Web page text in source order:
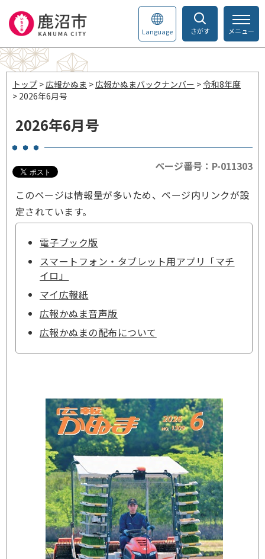
さがす
Language メニュー
トップ >広報かぬま >広報かぬまバックナンバー >令和8年度
> 2026年6月号
2026年6月号
ページ番号：P-011303
このページは情報量が多いため、ページ内リンクが設
定されています。
電子ブック版
スマートフォン・タブレット用アプリ「マチ
イロ」
マイ広報紙
広報かぬま音声版
広報かぬまの配布について